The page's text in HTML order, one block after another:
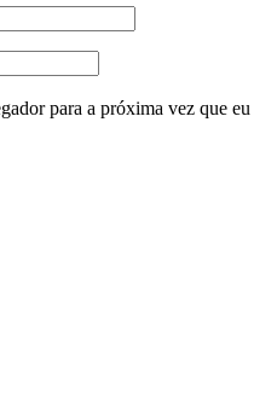
para a próxima vez que eu